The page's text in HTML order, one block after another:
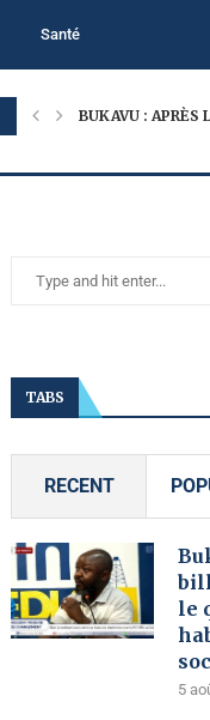
Santé
BUKAVU : APRÈS
TABS
RECENT
le
5